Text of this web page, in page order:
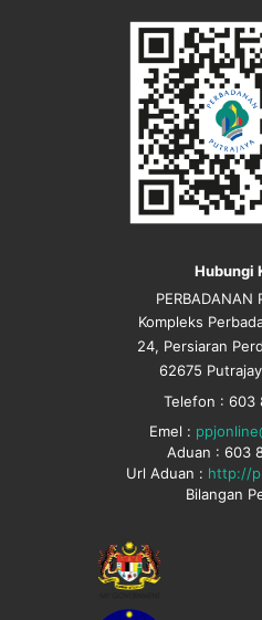
Hubungi
PERBADANAN
Kompleks
24, Persiaran
62675
Telefon : 603
Emel :
Aduan : 603
Url Aduan : http://
Bilangan